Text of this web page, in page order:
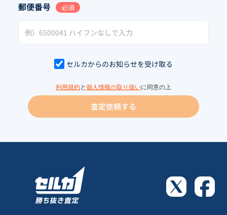
郵便番号 必須
セルカからのお知らせを受け取る
利用規約と 個人情報の取り扱いに同意の上
査定依頼する